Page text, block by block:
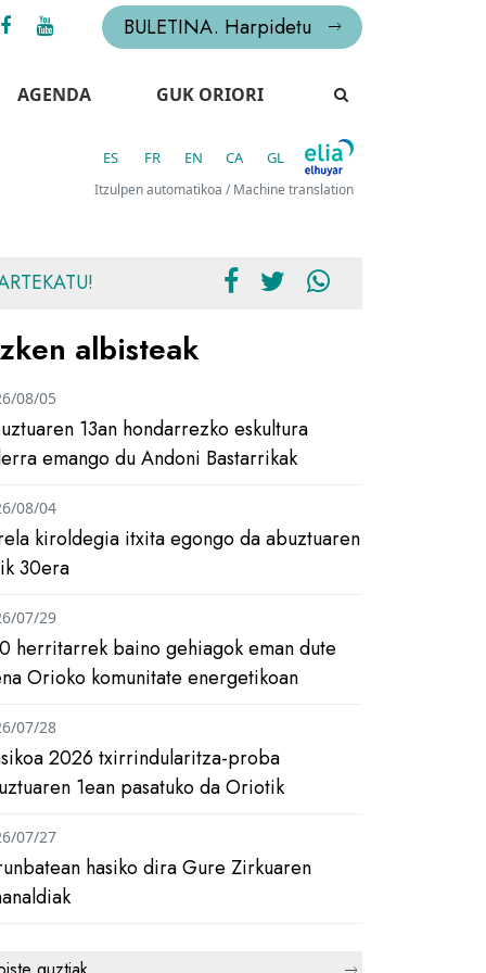
BULETINA. Harpidetu
AGENDA GUK ORIORI
ES FR EN CA GL
Itzulpen automatikoa / Machine translation
albisteak
13an hondarrezko eskultura
emango du Andoni Bastarrikak
08/05
kiroldegia itxita egongo da abuztuaren
30era
08/04
herritarrek baino gehiagok eman dute
Orioko komunitate energetikoan
07/29
2026 txirrindularitza-proba
1ean pasatuko da Oriotik
07/28
hasiko dira Gure Zirkuaren
07/27